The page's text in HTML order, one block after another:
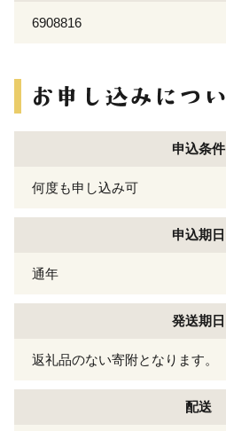
6908816
申込条件
何度も申し込み可
申込期日
通年
発送期日
返礼品のない寄附となります。
配送